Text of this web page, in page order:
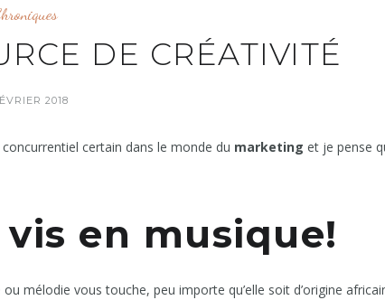
DE CRÉATIVITÉ
2018
certain dans le monde du marketing et je pense
en musique!
mélodie vous touche, peu importe qu’elle soit d’origine